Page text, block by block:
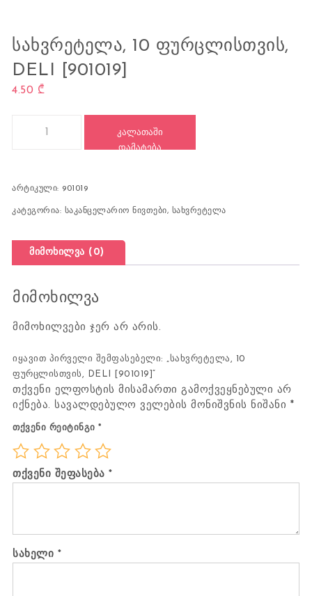
ᲡᲐᲮᲕᲠᲔᲢᲔᲚᲐ, 10 ᲤᲣᲠᲪᲚᲘᲡᲗᲕᲘᲡ,
DELI [901019]
4.50 ₾
ᲙᲐᲚᲐᲗᲐᲨᲘ
ᲓᲐᲛᲐᲢᲔᲑᲐ
არტიკული: 901019
კატეგორია: საკანცელარიო ნივთები, სახვრეტელა
მიმოხილვა (0)
მიმოხილვა
მიმოხილვები ჯერ არ არის.
იყავით პირველი შემფასებელი: „სახვრეტელა, 10
ფურცლისთვის, DELI [901019]“
თქვენი ელფოსტის მისამართი გამოქვეყნებული არ
იქნება. სავალდებულო ველების მონიშვნის ნიშანი *
თქვენი რეიტინგი*
თქვენი შეფასება*
სახელი *